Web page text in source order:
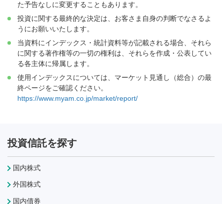
た予告なしに変更することもあります。
投資に関する最終的な決定は、お客さま自身の判断でなさるよ
うにお願いいたします。
当資料にインデックス・統計資料等が記載される場合、それら
に関する著作権等の一切の権利は、それらを作成・公表してい
る各主体に帰属します。
使用インデックスについては、マーケット見通し（総合）の最
終ページをご確認ください。
https://www.myam.co.jp/market/report/
投資信託を探す
国内株式
外国株式
国内債券